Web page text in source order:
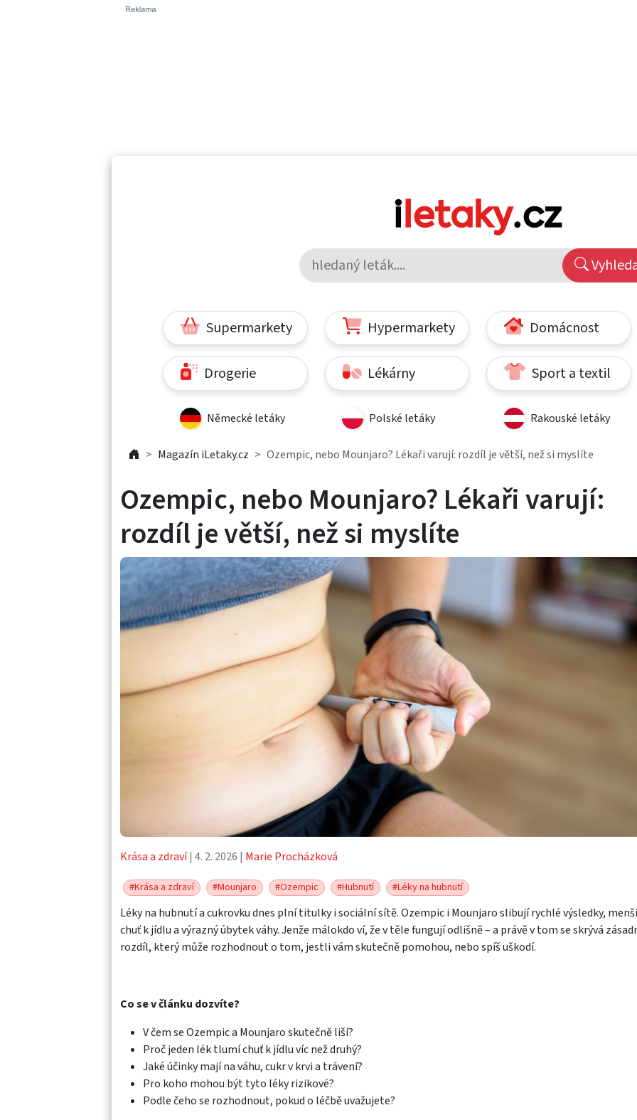
Supermarkety Hypermarkety Domácnost
Drogerie Lékárny Sport a textil
Německé letáky Polské letáky Rakouské letáky
Magazín iLetaky.cz Ozempic, nebo Mounjaro? Lékaři varují: rozdíl je větší, než si myslíte
Ozempic, nebo Mounjaro? Lékaři varují:
rozdíl je větší, než si myslíte
Krása a zdraví| 4. 2. 2026 | Marie Procházková
#Krása a zdraví #Mounjaro #Ozempic #Hubnutí #Léky na hubnutí
Léky na hubnutí a cukrovku dnes plní titulky i sociální sítě. Ozempic i Mounjaro slibují rychlé výsledky, menší
chuť k jídlu a výrazný úbytek váhy. Jenže málokdo ví, že v těle fungují odlišně – a právě v tom se skrývá
rozdíl, který může rozhodnout o tom, jestli vám skutečně pomohou, nebo spíš uškodí.
Co se v článku dozvíte?
V čem se Ozempic a Mounjaro skutečně liší?
Proč jeden lék tlumí chuť k jídlu víc než druhý?
Jaké účinky mají na váhu, cukr v krvi a trávení?
Pro koho mohou být tyto léky rizikové?
Podle čeho se rozhodnout, pokud o léčbě uvažujete?